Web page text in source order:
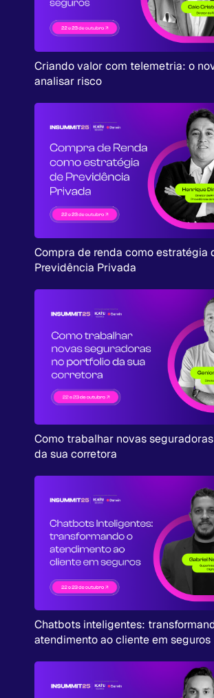
Criando valor com telemetria: o
analisar risco
Compra de renda como estratégia
Previdência Privada
Como trabalhar novas
da sua corretora
Chatbots inteligentes:
atendimento ao cliente em seguros